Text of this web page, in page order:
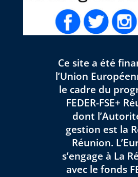
Ce site a été
l’Union
le cadre du
FEDER-FSE+
dont
gestion est la
Réunion.
s’engage à La
avec le fonds